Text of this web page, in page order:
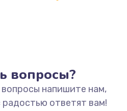
руб.
вопросы?
вопросы напишите нам,
ответят вам!